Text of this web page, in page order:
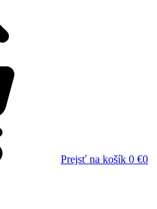
Prejsť na košík 0 €0